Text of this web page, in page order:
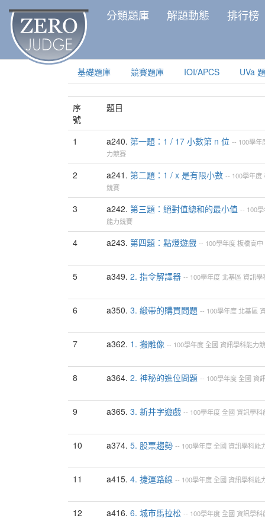
分類題庫 解題動態 排行榜
基礎題庫 競賽題庫 IOI/APCS UVa
序
號
題目
1 a240. 第一題：1 / 17 小數第 n 位 -- 100學年
力競賽
2 a241. 第二題：1 / x 是有限小數 -- 100學年度
競賽
3 a242. 第三題：絕對值總和的最小值 -- 100
能力競賽
4 a243. 第四題：點燈遊戲 -- 100學年度板橋高中
5 a349. 2. 指令解譯器 -- 100學年度 北基區 資訊學
6 a350. 3. 緞帶的購買問題 -- 100學年度 北基區
7 a362. 1. 搬雕像 -- 100學年度全國 資訊學科能力
8 a364. 2. 神秘的進位問題 -- 100學年度全國 資
9 a365. 3. 新井字遊戲 -- 100學年度全國 資訊學科
10 a374. 5. 股票趨勢 -- 100學年度全國 資訊學科能
11 a415. 4. 捷運路線 -- 100學年度全國 資訊學科能
12 a416. 6. 城市馬拉松 -- 100學年度全國 資訊學科